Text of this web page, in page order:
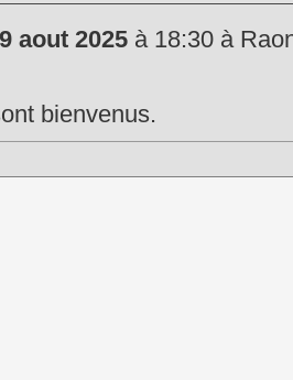
aout 2025 à 18:30 à
bienvenus.